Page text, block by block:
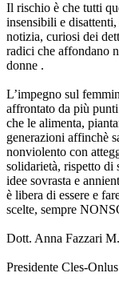
Il rischio è che tutti
insensibili e
notizia, curiosi dei
radici che affondano
donne .
L’impegno sul
affrontato da più
che le alimenta,
generazioni affinchè
nonviolento con
solidarietà, rispetto di
idee sovrasta e
è libera di essere e
scelte, sempre
Dott. Anna Fazzari
Presidente Cles-Onlus